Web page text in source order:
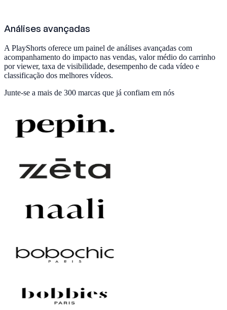
Análises avançadas
A PlayShorts oferece um painel de análises avançadas com
acompanhamento do impacto nas vendas, valor médio do carrinho
por viewer, taxa de visibilidade, desempenho de cada vídeo e
classificação dos melhores vídeos.
Junte-se a mais de 300 marcas que já confiam em nós